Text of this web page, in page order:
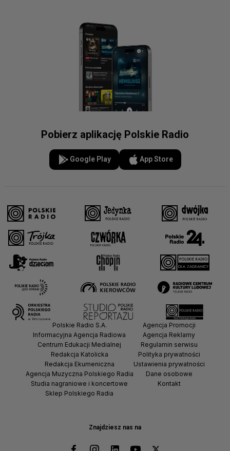
Pobierz aplikację Polskie Radio
Google Play App Store
Znajdziesz nas na
Polskie Radio S.A.
Informacyjna Agencja Radiowa
Centrum Edukacji Medialnej
Redakcja Katolicka
Redakcja Ekumeniczna
Agencja Muzyczna Polskiego Radia
Studia nagraniowe i koncertowe
Sklep Polskiego Radia
Agencja Promocji
Agencja Reklamy
Regulamin serwisu
Polityka prywatności
Ustawienia prywatności
Dane osobowe
Kontakt